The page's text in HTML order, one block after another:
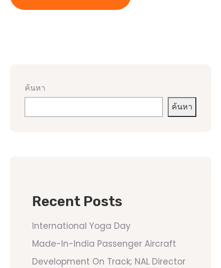
ค้นหา
ค้นหา
Recent Posts
International Yoga Day
Made-In-India Passenger Aircraft
Development On Track; NAL Director